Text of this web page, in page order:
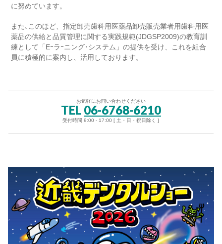
に努めています。
また､このほど、指定卸売歯科用医薬品卸売販売業者用歯科用医
薬品の供給と品質管理に関する実践規範(JDGSP2009)の教育訓
練として「Eｰラｰニング･システム」の提供を受け、これを組合
員に積極的に案内し、活用しております。
お気軽にお問い合わせください
TEL 06-6768-6210
受付時間 9:00 - 17:00 [ 土・日・祝日除く ]